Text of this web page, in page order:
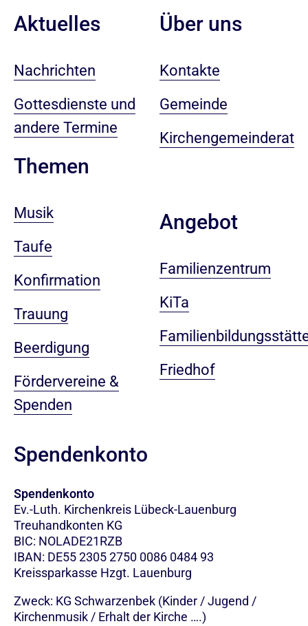
Aktuelles
Nachrichten
Gottesdienste und
andere Termine
Themen
Musik
Taufe
Konfirmation
Trauung
Beerdigung
Fördervereine &
Spenden
Über uns
Kontakte
Gemeinde
Kirchengemeinderat
Angebot
Familienzentrum
KiTa
Friedhof
Spendenkonto
Spendenkonto
Ev.-Luth. Kirchenkreis Lübeck-Lauenburg
Treuhandkonten KG
BIC: NOLADE21RZB
IBAN: DE55 2305 2750 0086 0484 93
Kreissparkasse Hzgt. Lauenburg
Zweck: KG Schwarzenbek (Kinder / Jugend /
Kirchenmusik / Erhalt der Kirche ….)